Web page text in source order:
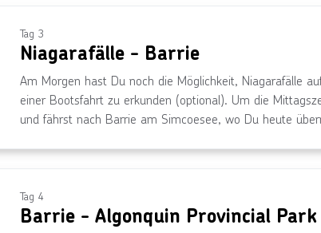
© Chris Futcher /chris@kaspi.ca/ www.kaspi.ca
Tag 3
Niagarafälle - Barrie
Am Morgen hast Du noch die Möglichkeit, Niagarafälle
einer Bootsfahrt zu erkunden (optional). Um die
und fährst nach Barrie am Simcoesee, wo Du heute
Tag 4
Barrie - Algonquin Provincial Park